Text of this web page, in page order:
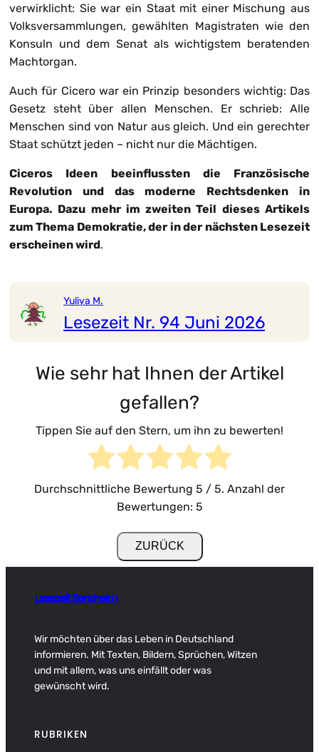
verwirklicht: Sie war ein Staat mit einer Mischung aus
Volksversammlungen, gewählten Magistraten wie den
Konsuln und dem Senat als wichtigstem beratenden
Machtorgan.
Auch für Cicero war ein Prinzip besonders wichtig: Das
Gesetz steht über allen Menschen. Er schrieb: Alle
Menschen sind von Natur aus gleich. Und ein gerechter
Staat schützt jeden – nicht nur die Mächtigen.
Ciceros Ideen beeinflussten die Französische
Revolution und das moderne Rechtsdenken in
Europa. Dazu mehr im zweiten Teil dieses Artikels
zum Thema Demokratie, der in der nächsten Lesezeit
erscheinen wird.
Yuliya M.
Lesezeit Nr. 94 Juni 2026
Wie sehr hat Ihnen der Artikel
gefallen?
Tippen Sie auf den Stern, um ihn zu bewerten!
Durchschnittliche Bewertung 5 / 5. Anzahl der
Bewertungen: 5
Lesezeit Bensheim
Wir möchten über das Leben in Deutschland
informieren. Mit Texten, Bildern, Sprüchen, Witzen
und mit allem, was uns einfällt oder was
gewünscht wird.
RUBRIKEN